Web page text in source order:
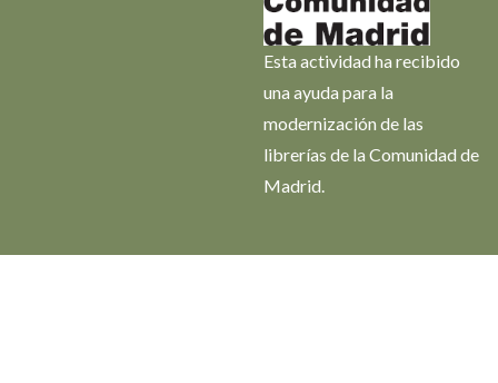
Esta actividad ha recibido
una ayuda para la
modernización de las
librerías de la Comunidad de
Madrid.